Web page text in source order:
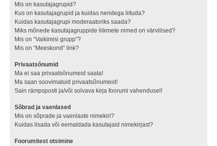
Mis on kasutajagrupid?
Kus on kasutajagrupid ja kuidas nendega liituda?
Kuidas kasutajagrupi moderaatoriks saada?
Miks mõnede kasutajagruppide liikmete nimed on värvilised?
Mis on “Vaikimisi grupp”?
Mis on “Meeskond” link?
Privaatsõnumid
Ma ei saa privaatsõnumeid saata!
Ma saan soovimatuid privaatsõnumeid!
Sain rämpsposti ja/või solvava kirja foorumi vahendusel!
Sõbrad ja vaenlased
Mis on sõprade ja vaenlaste nimekiri?
Kuidas lisada või eemaldada kasutajaid nimekirjast?
Foorumitest otsimine